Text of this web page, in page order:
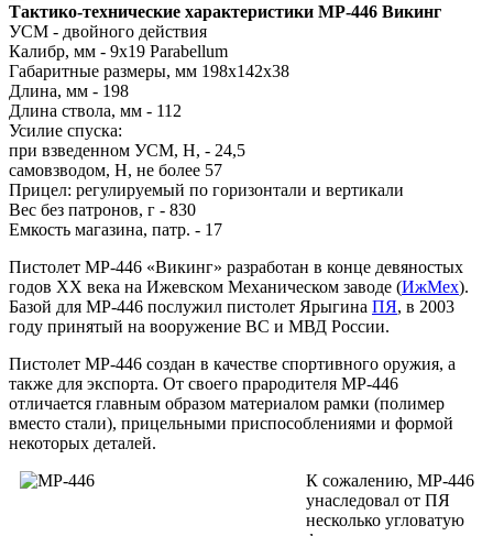
Тактико-технические характеристики МР-446 Викинг
УСМ - двойного действия
Калибр, мм - 9x19 Parabellum
Габаритные размеры, мм 198х142х38
Длина, мм - 198
Длина ствола, мм - 112
Усилие спуска:
при взведенном УСМ, Н, - 24,5
самовзводом, Н, не более 57
Прицел: регулируемый по горизонтали и вертикали
Вес без патронов, г - 830
Емкость магазина, патр. - 17
Пистолет МР-446 «Викинг» разработан в конце девяностых
годов ХХ века на Ижевском Механическом заводе (ИжМех).
Базой для МР-446 послужил пистолет Ярыгина ПЯ, в 2003
году принятый на вооружение ВС и МВД России.
Пистолет МР-446 создан в качестве спортивного оружия, а
также для экспорта. От своего прародителя МР-446
отличается главным образом материалом рамки (полимер
вместо стали), прицельными приспособлениями и формой
некоторых деталей.
К сожалению, МР-446
унаследовал от ПЯ
несколько угловатую